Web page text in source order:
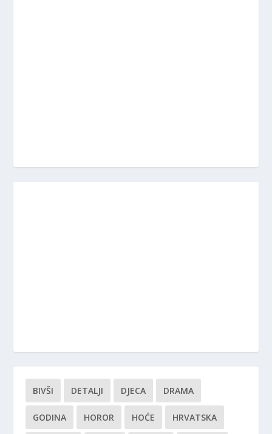
BIVŠI DETALJI DJECA DRAMA
GODINA HOROR HOĆE HRVATSKA